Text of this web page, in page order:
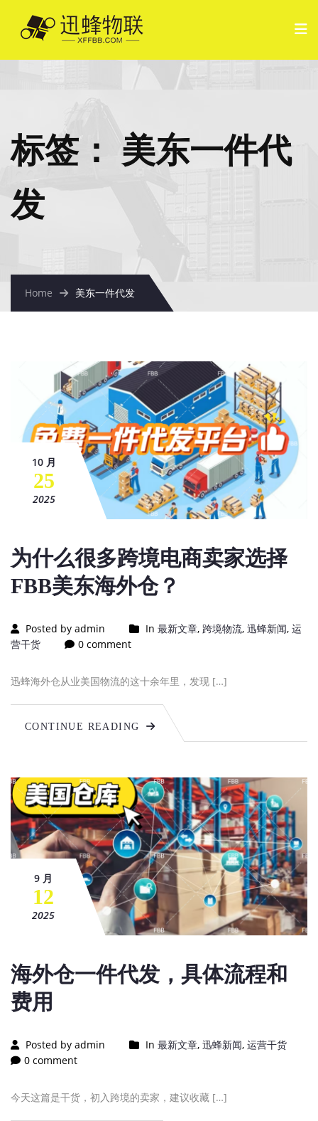
标签： 美东一件代
发
Home 美东一件代发
10 月
25
2025
为什么很多跨境电商卖家选择
FBB美东海外仓？
Posted by admin In 最新文章, 跨境物流, 迅蜂新闻, 运
营干货
0 comment
迅蜂海外仓从业美国物流的这十余年里，发现 […]
CONTINUE READING
9 月
12
2025
海外仓一件代发，具体流程和
费用
Posted by admin In 最新文章, 迅蜂新闻, 运营干货
0 comment
今天这篇是干货，初入跨境的卖家，建议收藏 […]